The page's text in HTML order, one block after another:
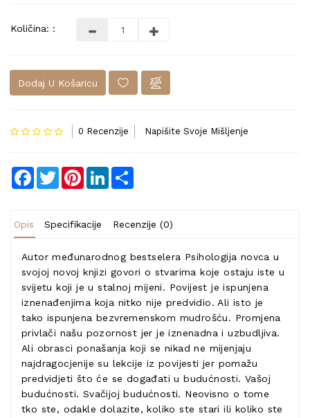
Količina: :
Dodaj U Košaricu
0 Recenzije Napišite Svoje Mišljenje
Facebook
TwitterPinterestLinkedIn
Opis Specifikacije Recenzije (0)
Autor međunarodnog bestselera Psihologija novca u
svojoj novoj knjizi govori o stvarima koje ostaju iste u
svijetu koji je u stalnoj mijeni. Povijest je ispunjena
iznenađenjima koja nitko nije predvidio. Ali isto je
tako ispunjena bezvremenskom mudrošću. Promjena
privlači našu pozornost jer je iznenadna i uzbudljiva.
Ali obrasci ponašanja koji se nikad ne mijenjaju
najdragocjenije su lekcije iz povijesti jer pomažu
predvidjeti što će se događati u budućnosti. Vašoj
budućnosti. Svačijoj budućnosti. Neovisno o tome
tko ste, odakle dolazite, koliko ste stari ili koliko ste